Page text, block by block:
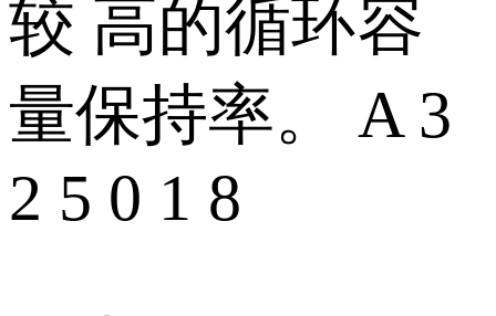
较 高的循环容
量保持率。 A 3
2 5 0 1 8